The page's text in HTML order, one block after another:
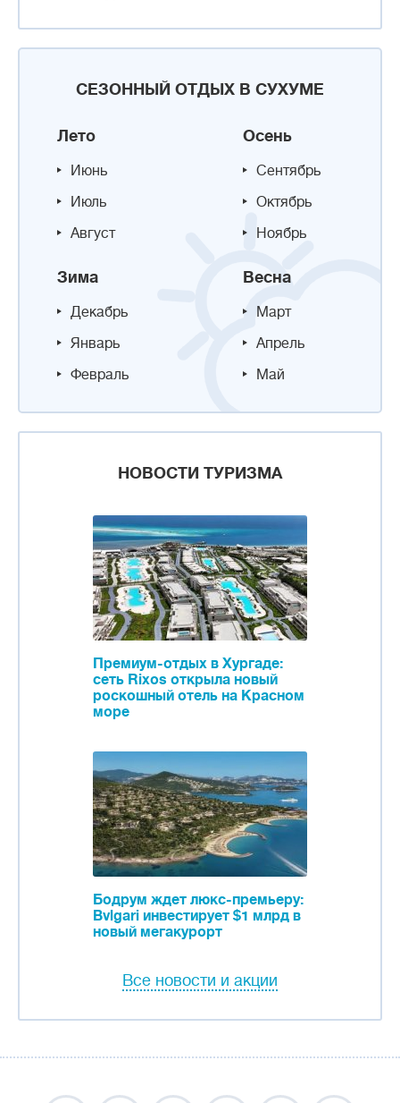
СЕЗОННЫЙ ОТДЫХ В СУХУМЕ
Лето
Июнь
Июль
Август
Осень
Сентябрь
Октябрь
Ноябрь
Зима
Декабрь
Январь
Февраль
Весна
Март
Апрель
Май
НОВОСТИ ТУРИЗМА
Премиум-отдых в Хургаде:
сеть Rixos открыла новый
роскошный отель на Красном
море
Бодрум ждет люкс-премьеру:
Bvlgari инвестирует $1 млрд в
новый мегакурорт
Все новости и акции